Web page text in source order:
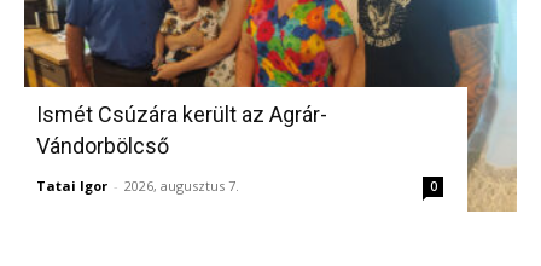
Ismét Csúzára került az Agrár-
Vándorbölcső
Tatai Igor - 2026, augusztus 7. 0